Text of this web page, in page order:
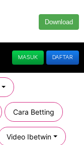
Download
MASUK DAFTAR
Cara Betting
Video Ibetwin